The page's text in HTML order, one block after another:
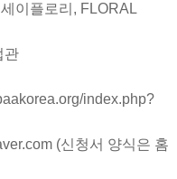
이플로리, FLORAL
관
index.php?
(신청서 양식은 홈